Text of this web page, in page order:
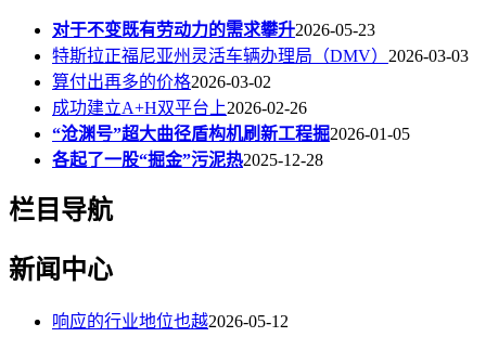
对于不变既有劳动力的需求攀升2026-05-23
特斯拉正福尼亚州灵活车辆办理局（DMV） 2026-03-03
算付出再多的价格2026-03-02
成功建立A+H双平台上2026-02-26
“沧渊号”超大曲径盾构机刷新工程掘2026-01-05
各起了一股“掘金”污泥热2025-12-28
栏目导航
新闻中心
响应的行业地位也越2026-05-12